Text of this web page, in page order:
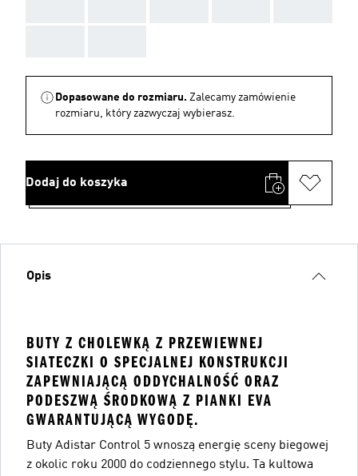
Dopasowane do rozmiaru. Zalecamy zamówienie
rozmiaru, który zazwyczaj wybierasz.
Dodaj do koszyka
Opis
BUTY Z CHOLEWKĄ Z PRZEWIEWNEJ
SIATECZKI O SPECJALNEJ KONSTRUKCJI
ZAPEWNIAJĄCĄ ODDYCHALNOŚĆ ORAZ
PODESZWĄ ŚRODKOWĄ Z PIANKI EVA
GWARANTUJĄCĄ WYGODĘ.
Buty Adistar Control 5 wnoszą energię sceny biegowej
z okolic roku 2000 do codziennego stylu. Ta kultowa